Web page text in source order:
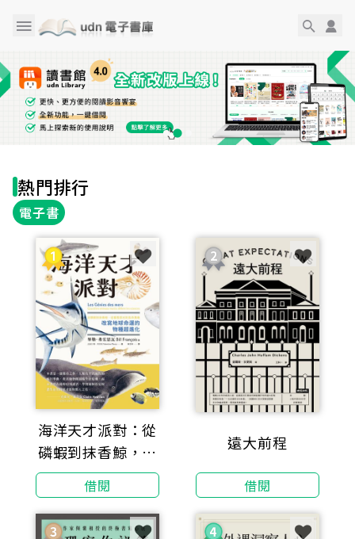
熱門排行
電子書
海洋天才派對：從
磷蝦到抹香鯨，從
蓄電發光到長命萬
歲，改寫地球命運
的物種超進化【科
借閱
遠大前程
借閱